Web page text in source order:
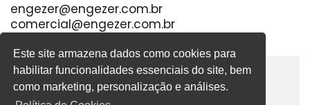
Este site armazena dados como cookies para
habilitar funcionalidades essenciais do site, bem
como marketing, personalização e análises.
engezer@engezer.com.br
comercial@engezer.com.br
© Desenvolvido pela